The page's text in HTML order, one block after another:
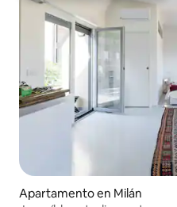
Apartamento en Milán